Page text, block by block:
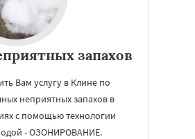
запахов
Вам услугу в Клине по
неприятных запахов в
с помощью технологии
- ОЗОНИРОВАНИЕ.